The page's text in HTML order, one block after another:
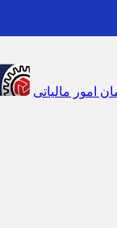
شایعه گرانی بنزین،